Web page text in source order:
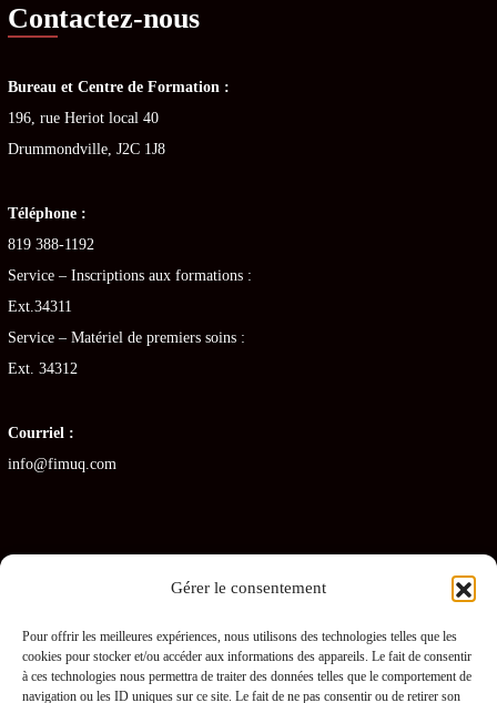
Gérer le consentement
Pour offrir les meilleures expériences, nous utilisons des technologies telles que les
cookies pour stocker et/ou accéder aux informations des appareils. Le fait de consentir
à ces technologies nous permettra de traiter des données telles que le comportement de
navigation ou les ID uniques sur ce site. Le fait de ne pas consentir ou de retirer son
Contactez-nous
Bureau et Centre de Formation :
196, rue Heriot local 40
Drummondville, J2C 1J8
Téléphone :
819 388-1192
Service – Inscriptions aux formations :
Ext.34311
Service – Matériel de premiers soins :
Ext. 34312
Courriel :
info@fimuq.com
Articles récents
Combiner la RCR et la PDSB : une formation gagnante pour les CHSLD